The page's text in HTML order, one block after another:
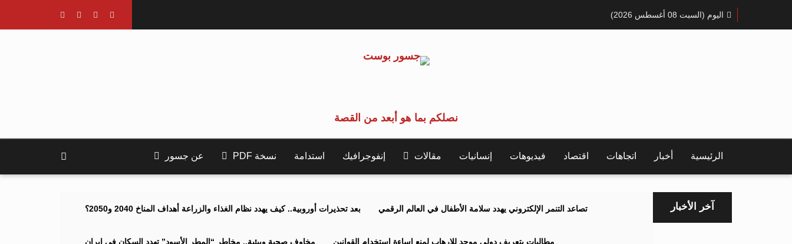
اليوم (السبت 08 أغسطس 2026)
نصلكم بما هو أبعد من القصة
الرئيسية أخبار اتجاهات اقتصاد فيديوهات إنسانيات مقالات إنفوجرافيك استدامة نسخة PDF عن جسور
آخر الأخبار بعد تحذيرات أوروبية.. كيف يهدد نظام الغذاء والزراعة أهداف المناخ 2040 و2050؟ تصاعد التنمر الإلكتروني يهدد سلامة الأطفال في العالم الرقمي
مخاوف صحية وبيئية.. مخاطر “المطر الأسود” تهدد السكان في إيران مطالبات بتعريف دولي موحد للإرهاب لمنع إساءة استخدام القوانين